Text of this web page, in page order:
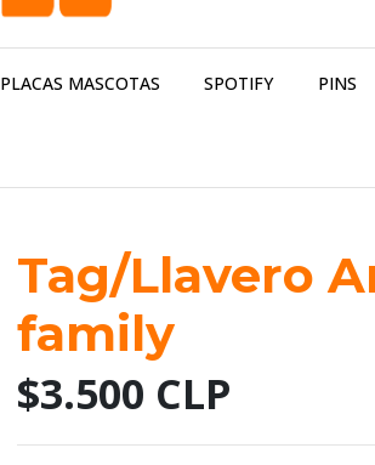
PLACAS MASCOTAS SPOTIFY PINS
Tag/Llavero
family
$3.500 CLP